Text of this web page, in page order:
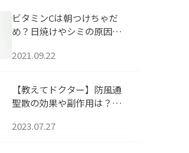
ビタミンCは朝つけちゃだ
め？日焼けやシミの原因に
2021.09.22
【教えてドクター】防風通
聖散の効果や副作用は？長
2023.07.27